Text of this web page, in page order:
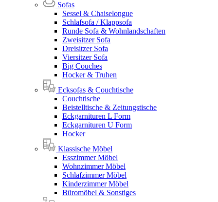
Sofas
Sessel & Chaiselongue
Schlafsofa / Klappsofa
Runde Sofa & Wohnlandschaften
Zweisitzer Sofa
Dreisitzer Sofa
Viersitzer Sofa
Big Couches
Hocker & Truhen
Ecksofas & Couchtische
Couchtische
Beistelltische & Zeitungstische
Eckgarnituren L Form
Eckgarnituren U Form
Hocker
Klassische Möbel
Esszimmer Möbel
Wohnzimmer Möbel
Schlafzimmer Möbel
Kinderzimmer Möbel
Büromöbel & Sonstiges